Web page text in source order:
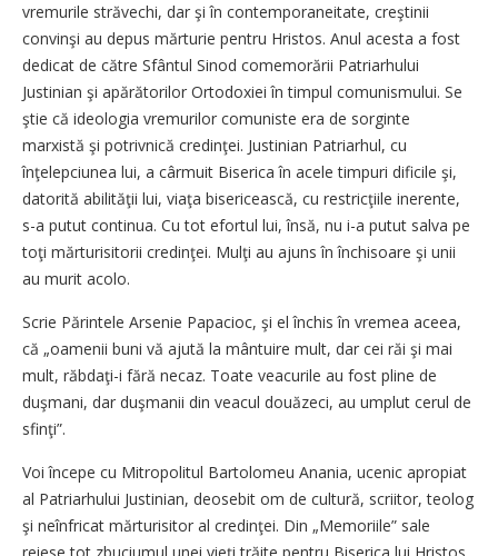
vremurile străvechi, dar şi în contemporaneitate, creştinii
convinşi au depus mărturie pentru Hristos. Anul acesta a fost
dedicat de către Sfântul Sinod comemorării Patriarhului
Justinian şi apărătorilor Ortodoxiei în timpul comunismului. Se
ştie că ideologia vremurilor comuniste era de sorginte
marxistă şi potrivnică credinţei. Justinian Patriarhul, cu
înţelepciunea lui, a cârmuit Biserica în acele timpuri dificile şi,
datorită abilităţii lui, viaţa bisericească, cu restricţiile inerente,
s-a putut continua. Cu tot efortul lui, însă, nu i-a putut salva pe
toţi mărturisitorii credinţei. Mulţi au ajuns în închisoare şi unii
au murit acolo.
Scrie Părintele Arsenie Papacioc, şi el închis în vremea aceea,
că „oamenii buni vă ajută la mântuire mult, dar cei răi şi mai
mult, răbdaţi-i fără necaz. Toate veacurile au fost pline de
duşmani, dar duşmanii din veacul douăzeci, au umplut cerul de
sfinţi”.
Voi începe cu Mitropolitul Bartolomeu Anania, ucenic apropiat
al Patriarhului Justinian, deosebit om de cultură, scriitor, teolog
şi neînfricat mărturisitor al credinţei. Din „Memoriile” sale